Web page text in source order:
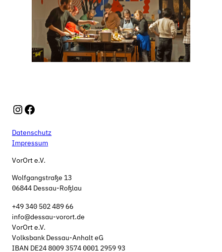
InstagramFacebook
Datenschutz
Impressum
VorOrt e.V.
Wolfgangstraße 13
06844 Dessau-Roßlau
+49 340 502 489 66
info@dessau-vorort.de
VorOrt e.V.
Volksbank Dessau-Anhalt eG
IBAN DE24 8009 3574 0001 2959 93